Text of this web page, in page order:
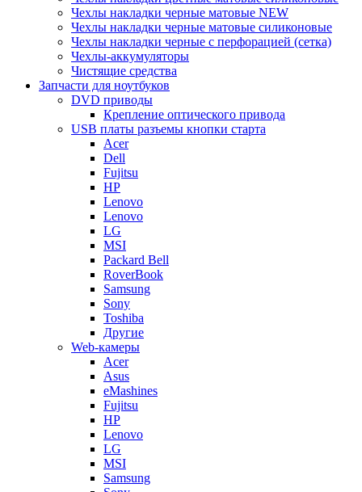
Чехлы накладки черные матовые NEW
Чехлы накладки черные матовые силиконовые
Чехлы накладки черные с перфорацией (сетка)
Чехлы-аккумуляторы
Чистящие средства
Запчасти для ноутбуков
DVD приводы
Крепление оптического привода
USB платы разъемы кнопки старта
Acer
Dell
Fujitsu
HP
Lenovo
Lenovo
LG
MSI
Packard Bell
RoverBook
Samsung
Sony
Toshiba
Другие
Web-камеры
Acer
Asus
eMashines
Fujitsu
HP
Lenovo
LG
MSI
Samsung